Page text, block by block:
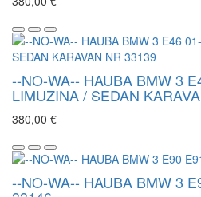
--NO-WA-- HAUBA BMW 3
LIMUZINA / SEDAN
380,00 €
--NO-WA-- HAUBA BMW 3